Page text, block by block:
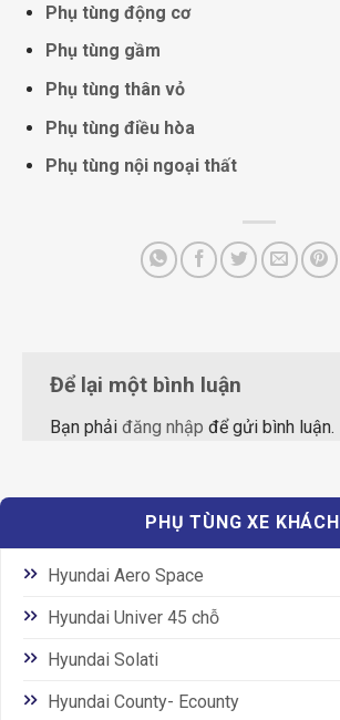
PHỤ TÙNG XE KHÁCH
Hyundai Aero Space
Hyundai Univer 45 chỗ
Hyundai Solati
Hyundai County- Ecounty
Phụ tùng động cơ
Phụ tùng gầm
Phụ tùng thân vỏ
Phụ tùng điều hòa
Phụ tùng nội ngoại thất
Để lại một bình luận
Bạn phải đăng nhập để gửi bình luận.